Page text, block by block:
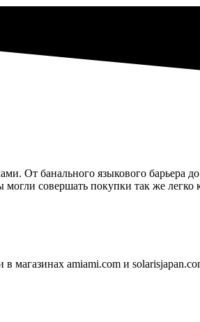
От банального языкового барьера
совершать покупки так же
магазинах amiami.com и